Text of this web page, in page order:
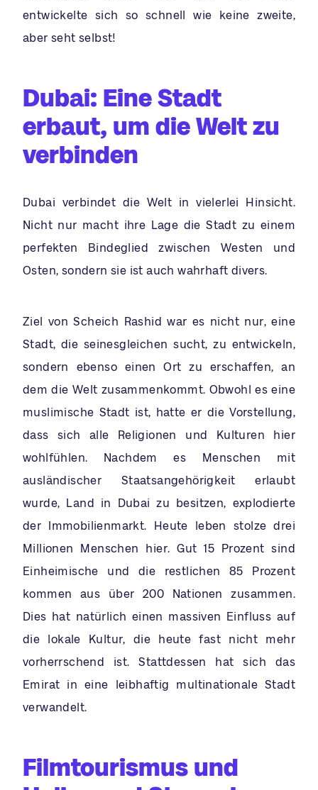
entwickelte sich so schnell wie keine zweite,
aber seht selbst!
Dubai: Eine Stadt
erbaut, um die Welt zu
verbinden
Dubai verbindet die Welt in vielerlei Hinsicht.
Nicht nur macht ihre Lage die Stadt zu einem
perfekten Bindeglied zwischen Westen und
Osten, sondern sie ist auch wahrhaft divers.
Ziel von Scheich Rashid war es nicht nur, eine
Stadt, die seinesgleichen sucht, zu entwickeln,
sondern ebenso einen Ort zu erschaffen, an
dem die Welt zusammenkommt. Obwohl es eine
muslimische Stadt ist, hatte er die Vorstellung,
dass sich alle Religionen und Kulturen hier
wohlfühlen. Nachdem es Menschen mit
ausländischer Staatsangehörigkeit erlaubt
wurde, Land in Dubai zu besitzen, explodierte
der Immobilienmarkt. Heute leben stolze drei
Millionen Menschen hier. Gut 15 Prozent sind
Einheimische und die restlichen 85 Prozent
kommen aus über 200 Nationen zusammen.
Dies hat natürlich einen massiven Einfluss auf
die lokale Kultur, die heute fast nicht mehr
vorherrschend ist. Stattdessen hat sich das
Emirat in eine leibhaftig multinationale Stadt
verwandelt.
Filmtourismus und